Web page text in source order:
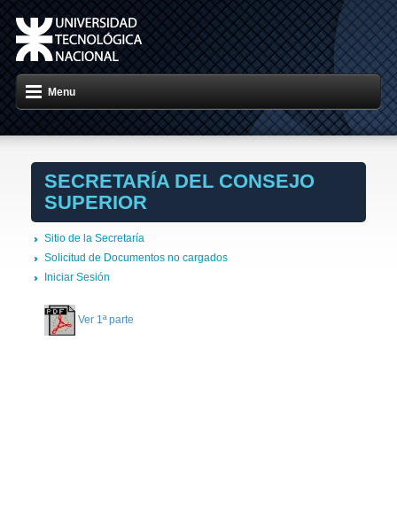
Menu
SECRETARÍA DEL CONSEJO
SUPERIOR
Sitio de la Secretaría
Solicitud de Documentos no cargados
Iniciar Sesión
Ver 1ª parte